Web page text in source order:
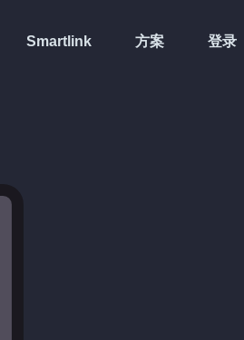
Smartlink 方案 登录